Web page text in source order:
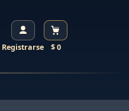
Registrarse $ 0